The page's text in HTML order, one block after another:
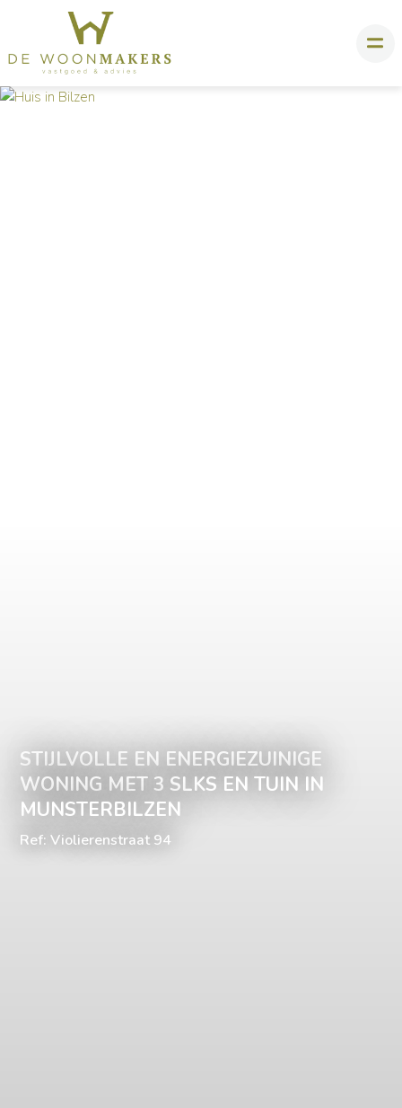
STIJLVOLLE EN ENERGIEZUINIGE
WONING MET 3 SLKS EN TUIN IN
MUNSTERBILZEN
Ref: Violierenstraat 94